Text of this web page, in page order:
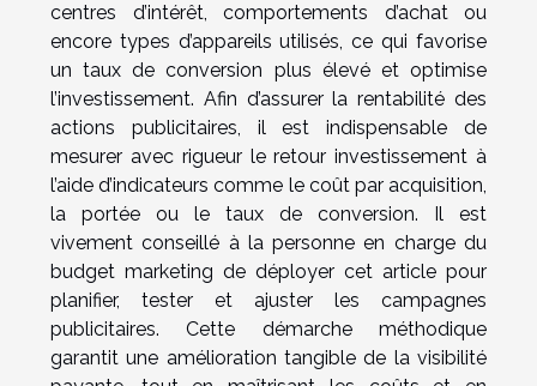
centres d’intérêt, comportements d’achat ou
encore types d’appareils utilisés, ce qui favorise
un taux de conversion plus élevé et optimise
l’investissement. Afin d’assurer la rentabilité des
actions publicitaires, il est indispensable de
mesurer avec rigueur le retour investissement à
l’aide d’indicateurs comme le coût par acquisition,
la portée ou le taux de conversion. Il est
vivement conseillé à la personne en charge du
budget marketing de déployer cet article pour
planifier, tester et ajuster les campagnes
publicitaires. Cette démarche méthodique
garantit une amélioration tangible de la visibilité